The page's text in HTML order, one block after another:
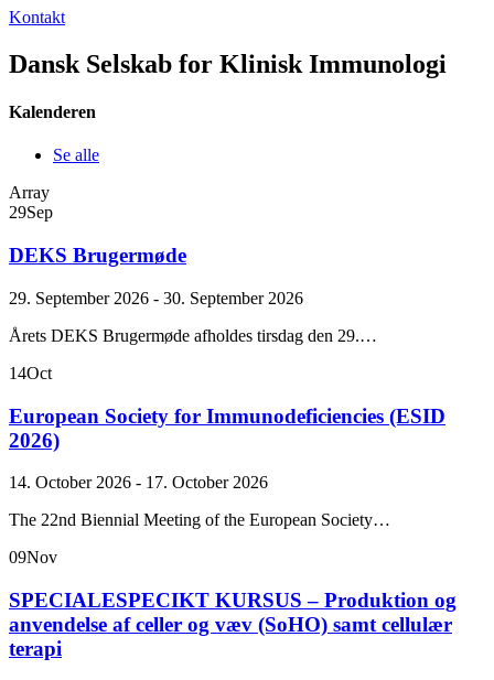
Kontakt
Dansk Selskab for Klinisk Immunologi
Kalenderen
Se alle
Array
29Sep
DEKS Brugermøde
29. September 2026 - 30. September 2026
Årets DEKS Brugermøde afholdes tirsdag den 29.…
14Oct
European Society for Immunodeficiencies (ESID
2026)
14. October 2026 - 17. October 2026
The 22nd Biennial Meeting of the European Society…
09Nov
SPECIALESPECIKT KURSUS – Produktion og
anvendelse af celler og væv (SoHO) samt cellulær
terapi